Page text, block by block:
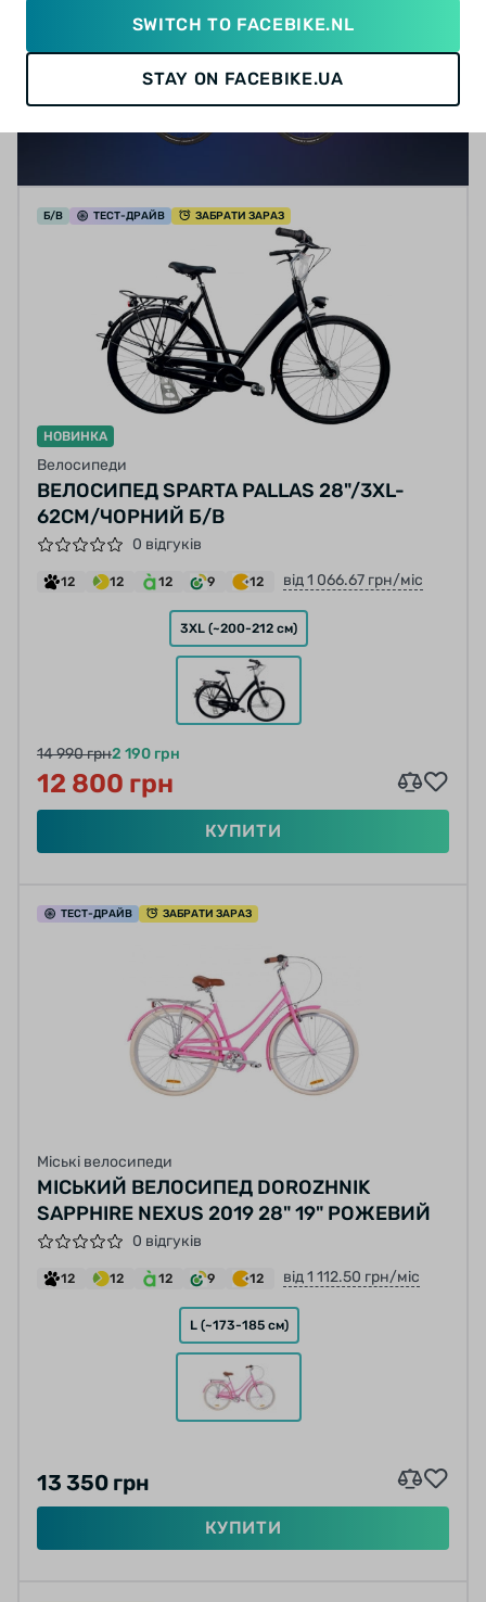
Б/В ТЕСТ-ДРАЙВ ЗАБРАТИ ЗАРАЗ
НОВИНКА
Велосипеди
ВЕЛОСИПЕД SPARTA PALLAS 28"/3XL-
62СМ/ЧОРНИЙ Б/В
0 відгуків
12 12 12 9 12 від 1 066.67 грн/міс
3XL (~200-212 см)
14 990 грн2 190 грн
12 800 грн
КУПИТИ
ТЕСТ-ДРАЙВ ЗАБРАТИ ЗАРАЗ
Міські велосипеди
МІСЬКИЙ ВЕЛОСИПЕД DOROZHNIK
SAPPHIRE NEXUS 2019 28" 19" РОЖЕВИЙ
0 відгуків
12 12 12 9 12 від 1 112.50 грн/міс
L (~173-185 см)
13 350 грн
КУПИТИ
SWITCH TO FACEBIKE.NL
STAY ON FACEBIKE.UA